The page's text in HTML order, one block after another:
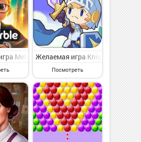
Meta World: My City на Андроид -
Желаемая игра Knight Go! на
Посмотреть